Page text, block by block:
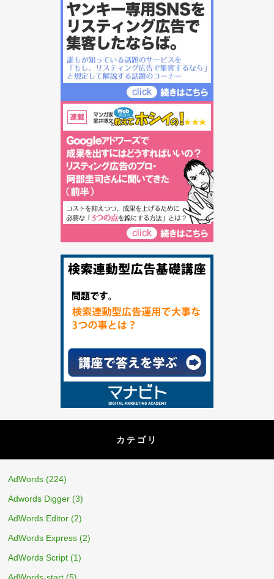
カテゴリ
AdWords (224)
Adwords Digger (3)
AdWords Editor (2)
AdWords Express (2)
AdWords Script (1)
AdWords-start (5)